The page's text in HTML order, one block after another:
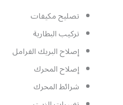
تصليح مكيفات
تركيب البطارية
إصلاح البريك الفرامل
إصلاح المحرك
شرائط المحرك